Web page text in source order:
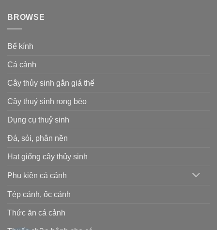
BROWSE
Bể kính
Cá cảnh
Cây thủy sinh gắn giá thể
Cây thuỷ sinh rong bèo
Dụng cụ thuỷ sinh
Đá, sỏi, phân nền
Hạt giống cây thủy sinh
Phụ kiện cá cảnh
Tép cảnh, ốc cảnh
Thức ăn cá cảnh